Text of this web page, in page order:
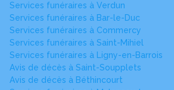
Services funéraires à Verdun
Services funéraires à Bar-le-Duc
Services funéraires à Commercy
Services funéraires à Saint-Mihiel
Services funéraires à Ligny-en-Barrois
Avis de décès à Saint-Soupplets
Avis de décès à Béthincourt